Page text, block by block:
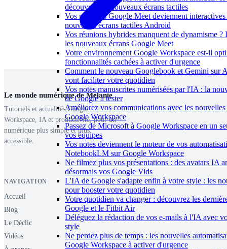
découvrez les nouveaux écrans tactiles
Vos réunions Google Meet deviennent
nouveaux écrans tactiles Android
Vos réunions hybrides manquent de dynamisme ?
les nouveaux écrans Google Meet
Votre environnement Google Workspace est-il
fonctionnalités cachées à activer d'urgence
Comment le nouveau Googlebook et Gemini sur
vont faciliter votre quotidien
Vos notes manuscrites numérisées par l'IA : la
de Google à tester
Améliorez vos communications avec les nouvelles
Google Workspace
Passez de Microsoft à Google Workspace en un
vos équipes
Vos notes deviennent le moteur de vos
NotebookLM sur Google Workspace
Ne filmez plus vos présentations : des avatars IA
désormais vos Google Vids
L'IA de Google s'adapte enfin à votre style : les
pour booster votre quotidien
Votre quotidien va changer : découvrez les
Google et le Fitbit Air
Déléguez la rédaction de vos e-mails à l'IA avec
style
Ne perdez plus de temps : les nouvelles
Google Workspace à activer d'urgence
Le monde numérique de Mélanie
Tutoriels et actualités Google
Workspace, IA et productivité, pour un
numérique plus simple et plus
accessible.
NAVIGATION
Accueil
Blog
Le Déclic
Vidéos